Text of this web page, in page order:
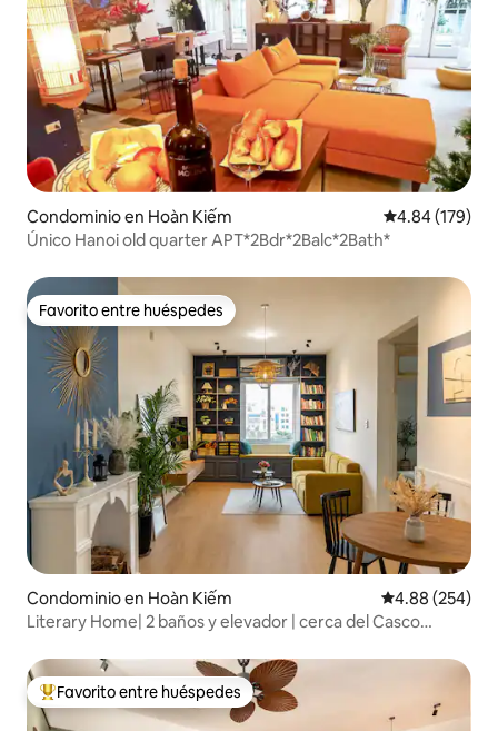
Condominio en Hoàn Kiếm Calificación
4.84 (179)
Único Hanoi old quarter APT*2Bdr*2Balc*2Bath*
Favorito entre huéspedes
Favorito entre huéspedes
Condominio en Hoàn Kiếm Calificación
4.88 (254)
Literary Home| 2 baños y elevador | cerca del Casco
De los mejores en Favorito entre huéspedes
Favorito entre huéspedes